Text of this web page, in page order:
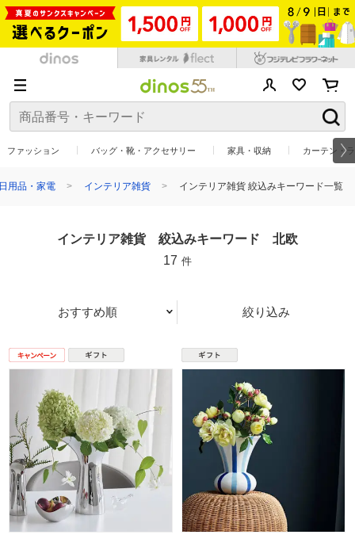
ファッション バッグ・靴・アクセサリー 家具・収納 カーテン・
用品・家電 インテリア雑貨 インテリア雑貨 絞込みキーワード一覧
インテリア雑貨 絞込みキーワード 北欧
17 件
おすすめ順 絞り込み